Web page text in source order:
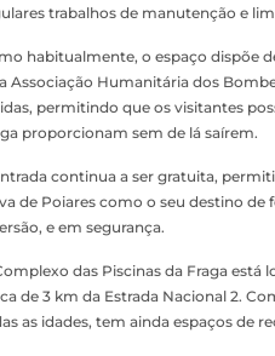
trabalhos de manutenção e
habitualmente, o espaço dispõe
Associação Humanitária dos
permitindo que os visitantes
proporcionam sem de lá saírem.
continua a ser gratuita,
de Poiares como o seu destino
e em segurança.
das Piscinas da Fraga está
de 3 km da Estrada Nacional 2.
as idades, tem ainda espaços de